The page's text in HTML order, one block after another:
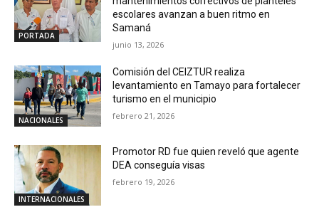
PORTADA
escolares avanzan a buen ritmo en
Samaná
junio 13, 2026
NACIONALES
Comisión del CEIZTUR realiza
levantamiento en Tamayo para fortalecer
turismo en el municipio
febrero 21, 2026
INTERNACIONALES
Promotor RD fue quien reveló que agente
DEA conseguía visas
febrero 19, 2026